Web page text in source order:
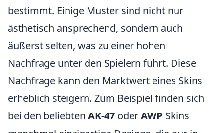
bestimmt. Einige Muster sind nicht nur
ästhetisch ansprechend, sondern auch
äußerst selten, was zu einer hohen
Nachfrage unter den Spielern führt. Diese
Nachfrage kann den Marktwert eines Skins
erheblich steigern. Zum Beispiel finden sich
bei den beliebten AK-47 oderAWP Skins